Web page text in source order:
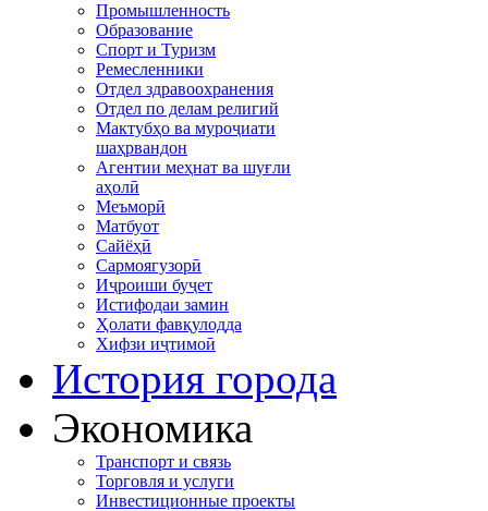
Промышленность
Образование
Спорт и Туризм
Ремесленники
Отдел здравоохранения
Отдел по делам религий
Мактубҳо ва муроҷиати
шаҳрвандон
Агентии меҳнат ва шуғли
аҳолӣ
Меъморӣ
Матбуот
Сайёҳӣ
Сармоягузорӣ
Иҷроиши буҷет
Истифодаи замин
Ҳолати фавқулодда
Хифзи иҷтимоӣ
История города
Экономика
Транспорт и связь
Торговля и услуги
Инвестиционные проекты